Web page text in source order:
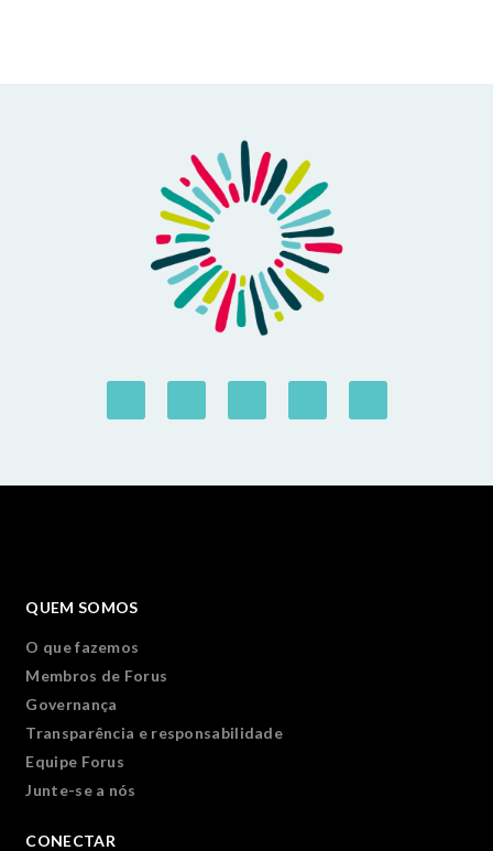
QUEM SOMOS
O que fazemos
Membros de Forus
Governança
Transparência e responsabilidade
Equipe Forus
Junte-se a nós
CONECTAR